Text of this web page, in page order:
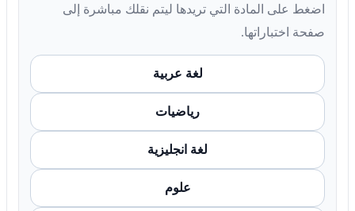
اضغط على المادة التي تريدها ليتم نقلك مباشرة إلى
صفحة اختباراتها.
لغة عربية
رياضيات
لغة انجليزية
علوم